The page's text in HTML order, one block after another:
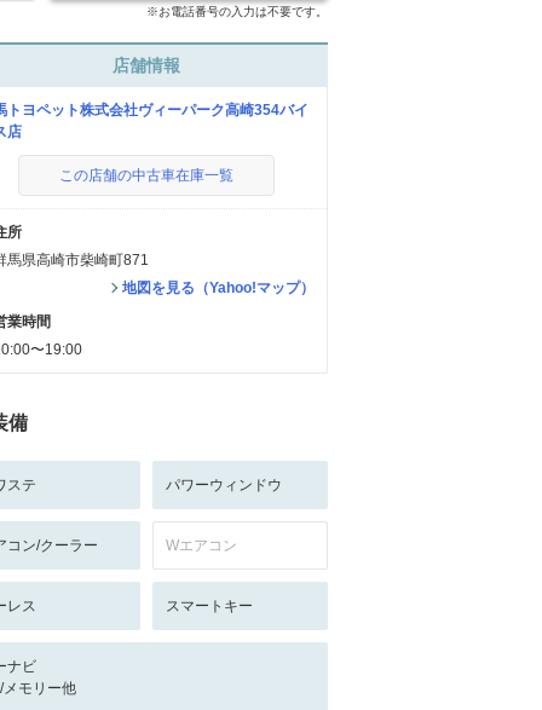
※お電話番号の入力は不要です。
店舗情報
トヨペット株式会社ヴィーパーク高崎354バイ
店
この店舗の中古車在庫一覧
所
馬県高崎市柴崎町871
地図を見る（Yahoo!マップ）
業時間
〜19:00
備
ステ パワーウィンドウ
コン/クーラー Wエアコン
レス スマートキー
ナビ
メモリー他